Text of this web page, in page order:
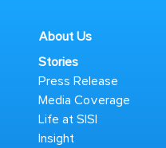
About Us
Stories
Press Release
Media Coverage
Life at SISI
Insight